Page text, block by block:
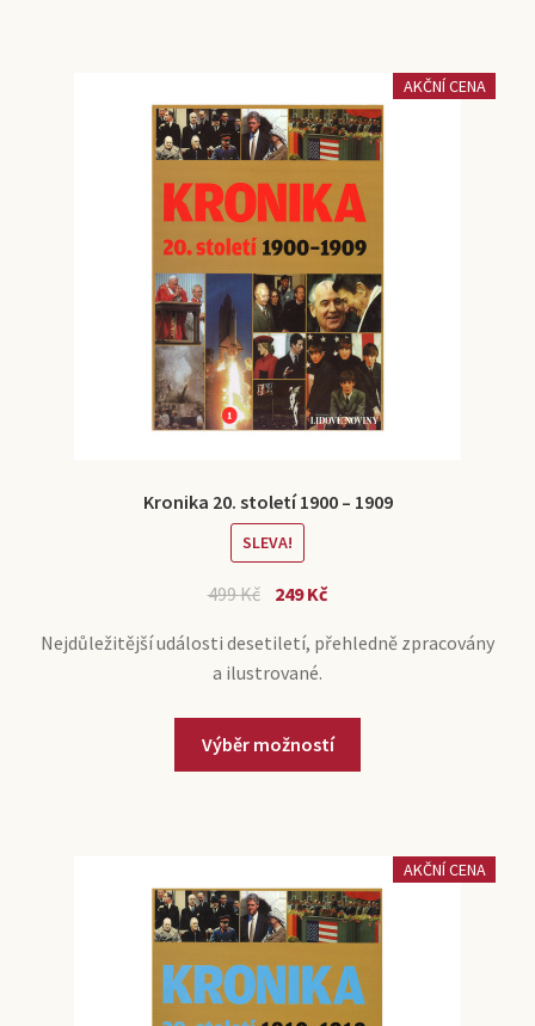
AKČNÍ CENA
Kronika 20. století 1900 – 1909
SLEVA!
499Kč 249Kč
Nejdůležitější události desetiletí, přehledně zpracovány
a ilustrované.
Výběr možností
AKČNÍ CENA